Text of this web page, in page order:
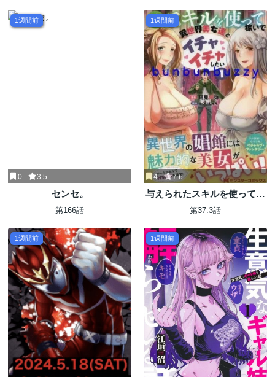
1週間前
0 3.5
センセ。
第166話
1週間前
4 7.6
与えられたスキルを使って稼
いで異世界美女達とイチャイ
第37.3話
1週間前 1週間前